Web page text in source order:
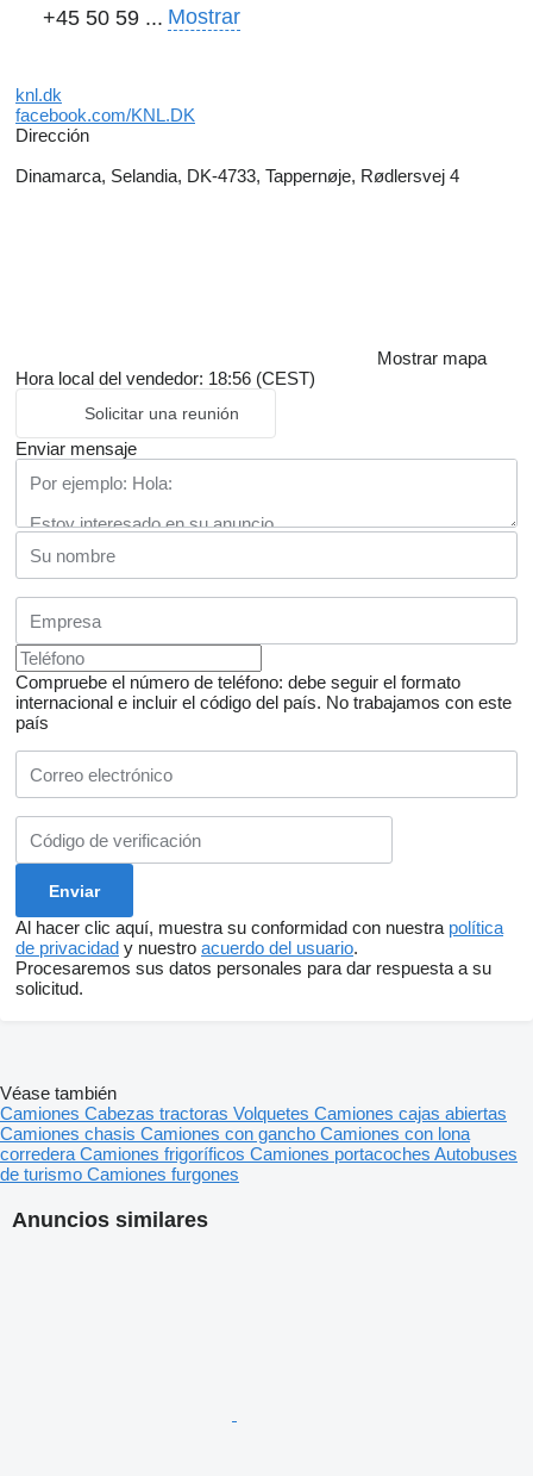
+45 50 59 ... Mostrar
knl.dk
facebook.com/KNL.DK
Dirección
Dinamarca, Selandia, DK-4733, Tappernøje, Rødlersvej 4
Mostrar mapa
Hora local del vendedor: 18:56 (CEST)
Solicitar una reunión
Enviar mensaje
Compruebe el número de teléfono: debe seguir el formato
internacional e incluir el código del país. No trabajamos con este
país
Al hacer clic aquí, muestra su conformidad con nuestra política
de privacidad y nuestro acuerdo del usuario.
Procesaremos sus datos personales para dar respuesta a su
solicitud.
Anuncios similares
Véase también
Camiones Cabezas tractoras Volquetes Camiones cajas abiertas
Camiones chasis Camiones con gancho Camiones con lona
corredera Camiones frigoríficos Camiones portacoches Autobuses
de turismo Camiones furgones